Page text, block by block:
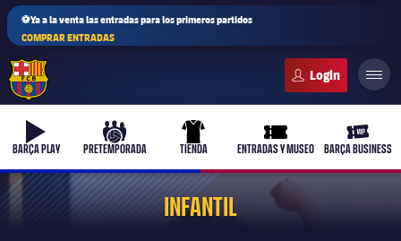
⚽Ya a la venta las entradas para los primeros partidos
COMPRAR ENTRADAS
b-play
BARÇA PLAY
culers-ball
PRETEMPORADA
uniform
TIENDA
ticket-full
ENTRADAS Y MUSEO
ticket-
BARÇA BUSINESS
INFANTIL